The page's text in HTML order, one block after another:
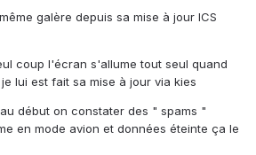
galère depuis sa mise à jour ICS
coup l'écran s'allume tout seul quand
lui est fait sa mise à jour via kies
début on constater des " spams "
en mode avion et données éteinte ça le